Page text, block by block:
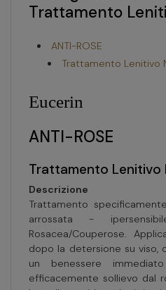
Trattamento
ANTI-ROSE
Trattamento Lenitivo
Eucerin
ANTI-ROSE
Trattamento Lenitivo
Descrizione
Trattamento
arrossata -
Rosacea/Couperose.
dopo la detersione su viso,
un benessere
efficacemente sollievo dal